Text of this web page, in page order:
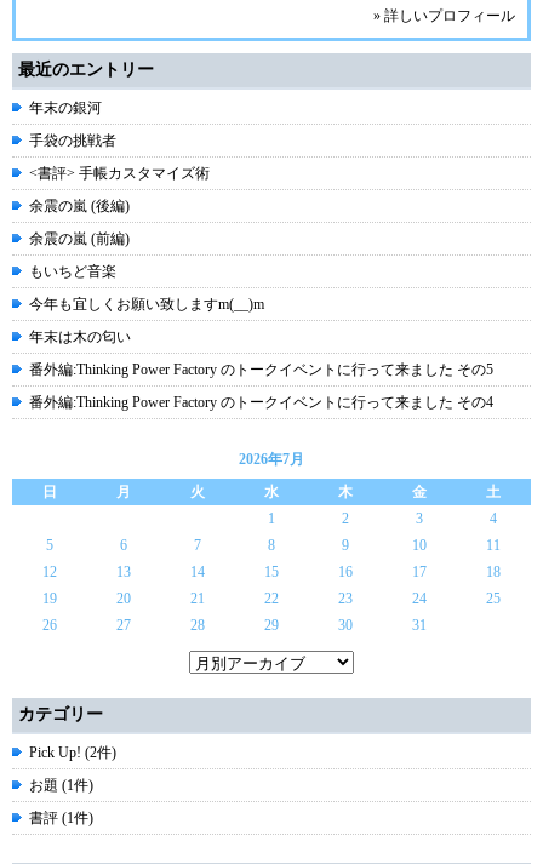
» 詳しいプロフィール
最近のエントリー
年末の銀河
手袋の挑戦者
<書評> 手帳カスタマイズ術
余震の嵐 (後編)
余震の嵐 (前編)
もいちど音楽
今年も宜しくお願い致しますm(__)m
年末は木の匂い
番外編:Thinking Power Factory のトークイベントに行って来ました その5
番外編:Thinking Power Factory のトークイベントに行って来ました その4
2026年7月
日
月 火 水 木 金
土
1
2 3
4
5
6 7 8 9 10
11
12
13 14 15 16 17
18
19
20 21 22 23 24
25
26
27 28 29 30 31
カテゴリー
Pick Up! (2件)
お題 (1件)
書評 (1件)